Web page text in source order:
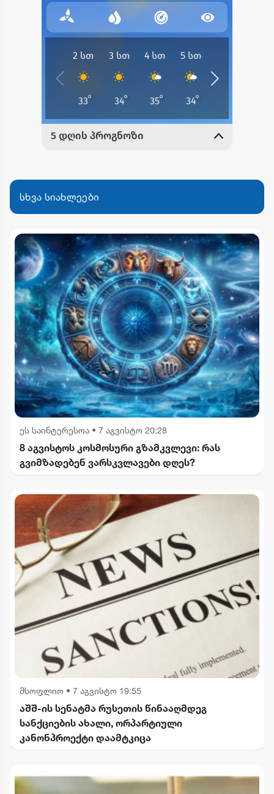
სხვა სიახლეები
ეს საინტერესოა • 7 აგვისტო 20:28
8 აგვისტოს კოსმოსური გზამკვლევი: რას
გვიმზადებენ ვარსკვლავები დღეს?
მსოფლიო • 7 აგვისტო 19:55
აშშ-ის სენატმა რუსეთის წინააღმდეგ
სანქციების ახალი, ორპარტიული
კანონპროექტი დაამტკიცა